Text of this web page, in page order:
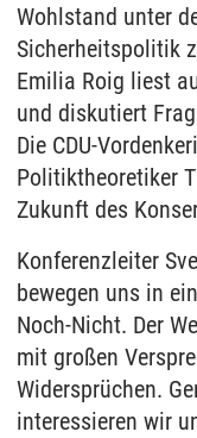
Wohlstand unter
Sicherheitspolitik
Emilia Roig liest
und diskutiert
Die CDU-
Politiktheoretiker
Zukunft des
Konferenzleiter
bewegen uns in
Noch-Nicht. Der
mit großen
Widersprüchen.
interessieren wir